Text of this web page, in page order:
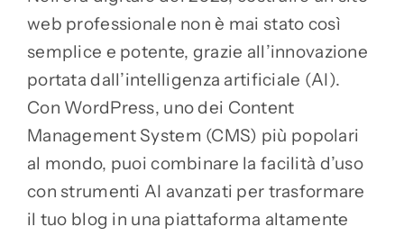
web professionale non è mai stato così
semplice e potente, grazie all’innovazione
portata dall’intelligenza artificiale (AI).
Con WordPress, uno dei Content
Management System (CMS) più popolari
al mondo, puoi combinare la facilità d’uso
con strumenti AI avanzati per trasformare
il tuo blog in una piattaforma altamente